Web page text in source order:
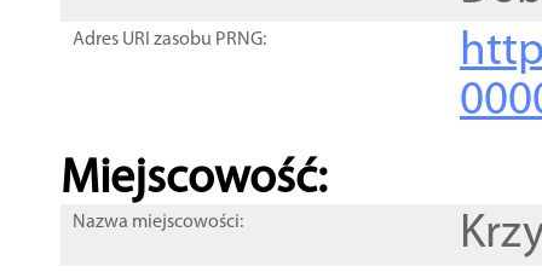
Adres URI zasobu PRNG:
Miejscowość:
Nazwa miejscowości: